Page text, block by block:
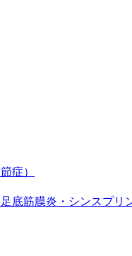
症）
底筋膜炎・シンスプリ